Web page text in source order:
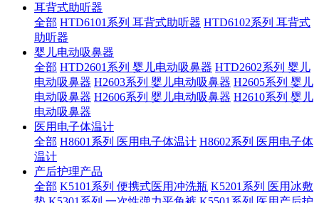
耳背式助听器
全部 HTD6101系列 耳背式助听器 HTD6102系列 耳背式
助听器
婴儿电动吸鼻器
全部 HTD2601系列 婴儿电动吸鼻器 HTD2602系列 婴儿
电动吸鼻器 H2603系列 婴儿电动吸鼻器 H2605系列 婴儿
电动吸鼻器 H2606系列 婴儿电动吸鼻器 H2610系列 婴儿
电动吸鼻器
医用电子体温计
全部 H8601系列 医用电子体温计 H8602系列 医用电子体
温计
产后护理产品
全部 K5101系列 便携式医用冲洗瓶 K5201系列 医用冰敷